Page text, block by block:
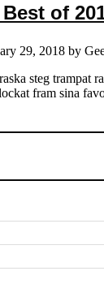
Best of
29, 2018 by
steg trampat
fram sina